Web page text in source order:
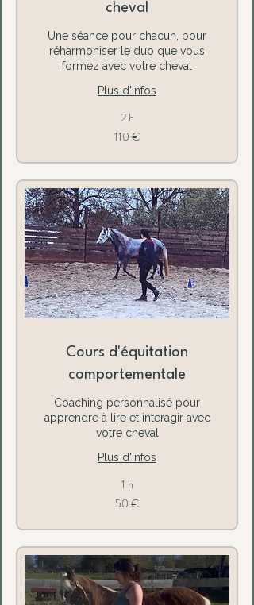
cheval
Une séance pour chacun, pour
réharmoniser le duo que vous
formez avec votre cheval
Plus d'infos
2 h
110 €
Cours d'équitation
comportementale
Coaching personnalisé pour
apprendre à lire et interagir avec
votre cheval
Plus d'infos
1 h
50 €